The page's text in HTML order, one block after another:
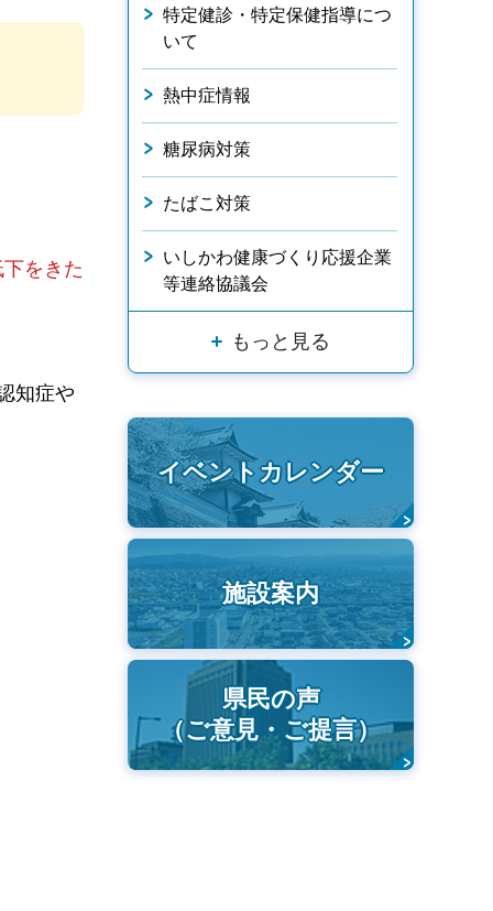
をきた
知症や
特定健診・特定保健指導につ
いて
熱中症情報
糖尿病対策
たばこ対策
いしかわ健康づくり応援企業
等連絡協議会
もっと見る
イベントカレンダー
施設案内
県民の声
（ご意見・ご提言）